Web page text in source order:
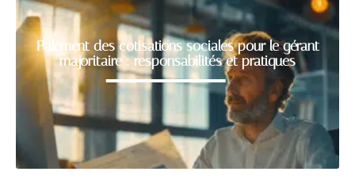
Paiement des cotisations sociales pour le gérant
majoritaire : responsabilités et pratiques